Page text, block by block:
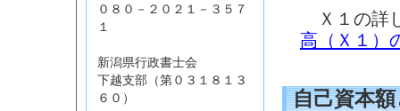
Ｘ１の詳
高（Ｘ１）
自己資本
０８０－２０２１－３５７
１
新潟県行政書士会
下越支部（第０３１８１３
６０）